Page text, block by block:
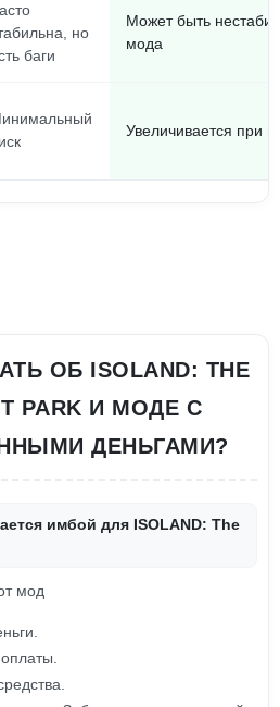
но
баги
Может быть
мода
Увеличивается при
ОБ ISOLAND: THE
PARK И МОДЕ С
ДЕНЬГАМИ?
имбой для ISOLAND: The
мод